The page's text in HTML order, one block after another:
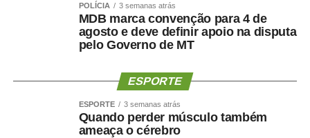
POLÍCIA 3 semanas atrás
MDB marca convenção para 4 de
agosto e deve definir apoio na disputa
pelo Governo de MT
ESPORTE
ESPORTE 3 semanas atrás
Quando perder músculo também
ameaça o cérebro